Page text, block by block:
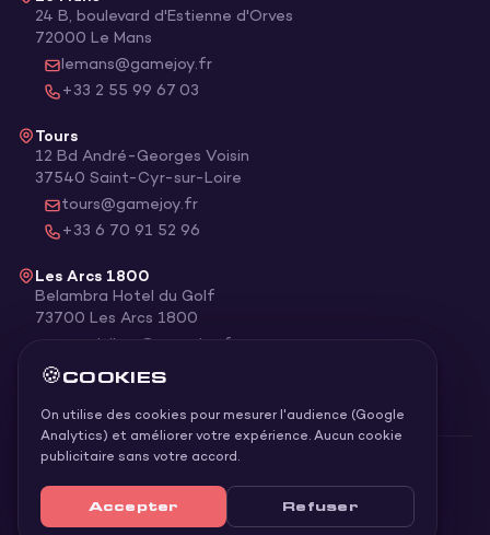
24 B, boulevard d'Estienne d'Orves
72000 Le Mans
lemans@gamejoy.fr
+33 2 55 99 67 03
Tours
12 Bd André-Georges Voisin
37540 Saint-Cyr-sur-Loire
tours@gamejoy.fr
+33 6 70 91 52 96
Les Arcs 1800
Belambra Hotel du Golf
73700 Les Arcs 1800
goodvibes@gamejoy.fr
+33 2 55 99 67 03
CGVConfidentialité
🍪COOKIES
On utilise des cookies pour mesurer l'audience (Google
Analytics) et améliorer votre expérience. Aucun cookie
publicitaire sans votre accord.
Accepter Refuser